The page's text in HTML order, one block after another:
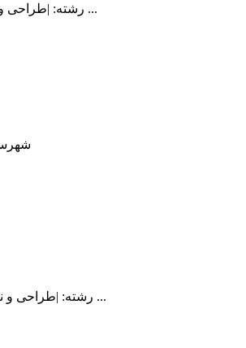
رشته: |طراحی و نقاشی|نقاشیخط|انی ...
رشته: |طراحی و نقاشی|انیمیشن|مجس ...